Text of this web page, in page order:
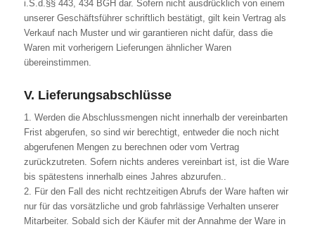
i.S.d.§§ 443, 434 BGH dar. Sofern nicht ausdrücklich von einem
unserer Geschäftsführer schriftlich bestätigt, gilt kein Vertrag als
Verkauf nach Muster und wir garantieren nicht dafür, dass die
Waren mit vorherigern Lieferungen ähnlicher Waren
übereinstimmen.
V. Lieferungsabschlüsse
1. Werden die Abschlussmengen nicht innerhalb der vereinbarten
Frist abgerufen, so sind wir berechtigt, entweder die noch nicht
abgerufenen Mengen zu berechnen oder vom Vertrag
zurückzutreten. Sofern nichts anderes vereinbart ist, ist die Ware
bis spätestens innerhalb eines Jahres abzurufen..
2. Für den Fall des nicht rechtzeitigen Abrufs der Ware haften wir
nur für das vorsätzliche und grob fahrlässige Verhalten unserer
Mitarbeiter. Sobald sich der Käufer mit der Annahme der Ware in